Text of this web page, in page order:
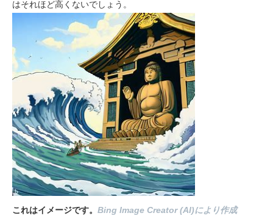
はそれほど高くないでしょう。
これはイメージです。 Bing Image Creator (AI)により作成